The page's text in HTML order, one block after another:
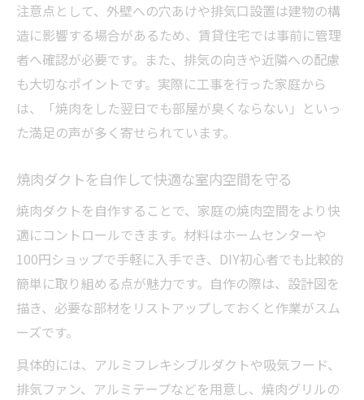
注意点として、外壁への穴あけや排気口設置は建物の構
造に影響する場合があるため、賃貸住宅では事前に管理
者へ確認が必要です。また、排気の向きや近隣への配慮
も大切なポイントです。実際に工事を行った家庭から
は、「焼肉をした翌日でも部屋が臭くならない」といっ
た満足の声が多く寄せられています。
焼肉ダクトを自作して快適な室内空間を守る
焼肉ダクトを自作することで、家庭の焼肉空間をより快
適にコントロールできます。材料はホームセンターや
100円ショップで手軽に入手でき、DIY初心者でも比較的
簡単に取り組める点が魅力です。自作の際は、設計図を
描き、必要な部材をリストアップしておくと作業がスム
ーズです。
具体的には、アルミフレキシブルダクトや吸気フード、
排気ファン、アルミテープなどを用意し、焼肉グリルの